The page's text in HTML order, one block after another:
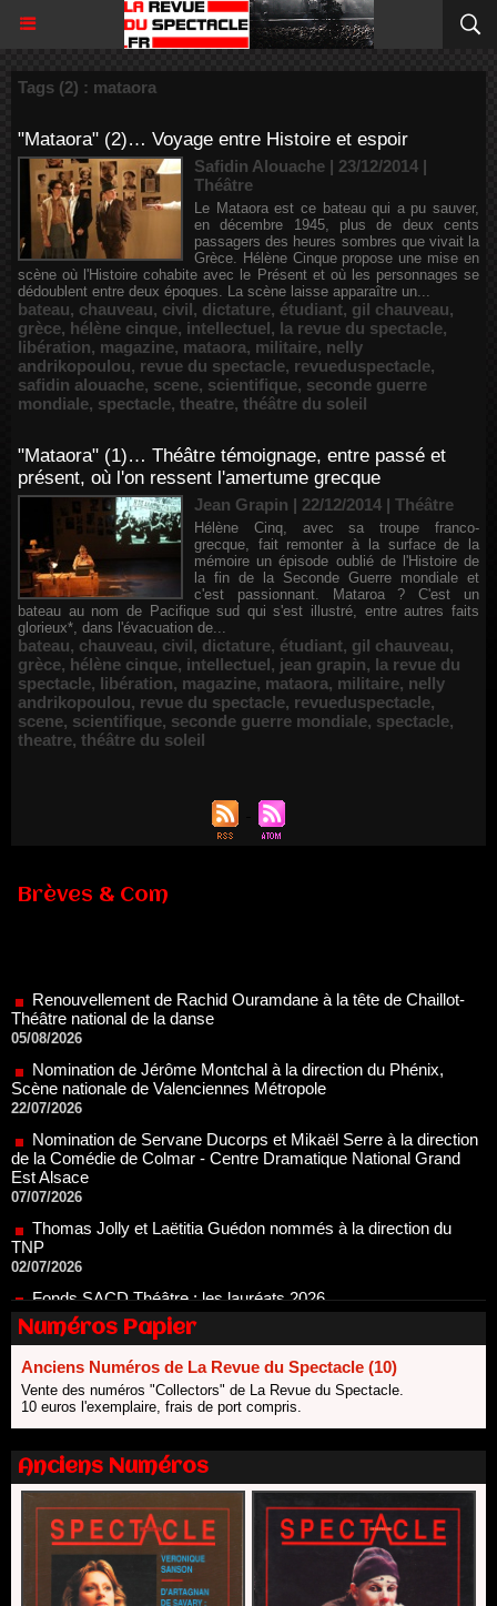
Tags (2) : mataora
"Mataora" (2)… Voyage entre Histoire et espoir
Safidin Alouache | 23/12/2014 |
Théâtre
Le Mataora est ce bateau qui a pu sauver,
en décembre 1945, plus de deux cents
passagers des heures sombres que vivait la
Grèce. Hélène Cinque propose une mise en
scène où l'Histoire cohabite avec le Présent et où les personnages se
dédoublent entre deux époques. La scène laisse apparaître un...
bateau, chauveau, civil, dictature, étudiant, gil chauveau,
grèce, hélène cinque, intellectuel, la revue du spectacle,
libération, magazine, mataora, militaire, nelly
andrikopoulou, revue du spectacle, revueduspectacle,
safidin alouache, scene, scientifique, seconde guerre
mondiale, spectacle, theatre, théâtre du soleil
"Mataora" (1)… Théâtre témoignage, entre passé et
présent, où l'on ressent l'amertume grecque
Jean Grapin | 22/12/2014 | Théâtre
Hélène Cinq, avec sa troupe franco-
grecque, fait remonter à la surface de la
mémoire un épisode oublié de l'Histoire de
la fin de la Seconde Guerre mondiale et
c'est passionnant. Mataroa ? C'est un
bateau au nom de Pacifique sud qui s'est illustré, entre autres faits
glorieux*, dans l'évacuation de...
bateau, chauveau, civil, dictature, étudiant, gil chauveau,
grèce, hélène cinque, intellectuel, jean grapin, la revue du
spectacle, libération, magazine, mataora, militaire, nelly
andrikopoulou, revue du spectacle, revueduspectacle,
scene, scientifique, seconde guerre mondiale, spectacle,
theatre, théâtre du soleil
Brèves & Com
05/08/2026
Nomination de Jérôme Montchal à la direction du Phénix,
Scène nationale de Valenciennes Métropole
22/07/2026
Nomination de Servane Ducorps et Mikaël Serre à la direction
de la Comédie de Colmar - Centre Dramatique National Grand
Est Alsace
07/07/2026
Thomas Jolly et Laëtitia Guédon nommés à la direction du
TNP
02/07/2026
Fonds SACD Théâtre : les lauréats 2026
23/06/2026
Dispositif ARTCENA Écrire pour le cirque, les lauréats 2026 !
20/06/2026
Le palmarès des prix SACD 2026
18/06/2026
Les 10 lauréats du Fonds Grandes Formes Théâtre 2026
SACD
Nomination de Nathalie Garraud et Olivier Saccomano à la
direction du Théâtre de Gennevilliers - CDN
13/06/2026
Dispositif SACD Auteurs d'espaces : les lauréats 2026
18/03/2026
Numéros Papier
Anciens Numéros de La Revue du Spectacle (10)
Vente des numéros "Collectors" de La Revue du Spectacle.
10 euros l'exemplaire, frais de port compris.
Anciens Numéros